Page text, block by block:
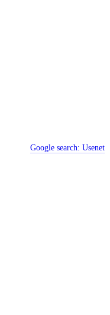
Google search:Usenet